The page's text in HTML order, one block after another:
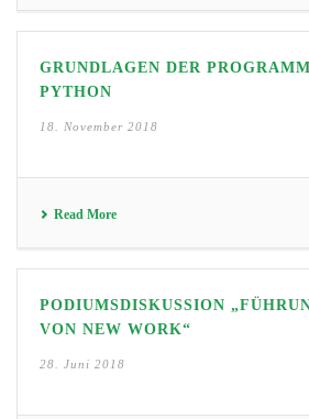
GRUNDLAGEN DER
PYTHON
18. November 2018
Read More
PODIUMSDISKUSSION
VON NEW WORK“
28. Juni 2018